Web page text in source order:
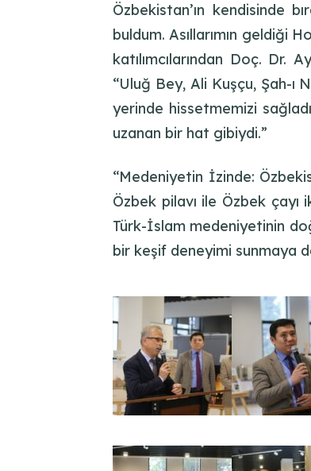
Özbekistan’ın kendisinde
buldum. Asıllarımın geldiği
katılımcılarından Doç.
“Uluğ Bey, Ali Kuşçu, Şah-
yerinde hissetmemizi
uzanan bir hat gibiydi.”
“Medeniyetin İzinde:
Özbek pilavı ile Özbek
Türk-İslam medeniyetinin
bir keşif deneyimi sunmaya